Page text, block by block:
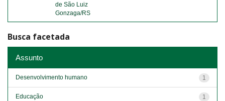
de São Luiz
Gonzaga/RS
Busca facetada
Assunto
1
Desenvolvimento humano
1
Educação